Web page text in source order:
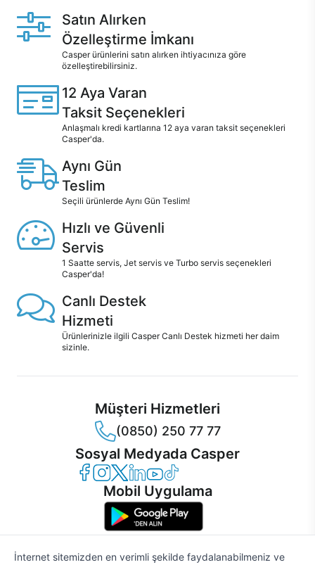
Satın Alırken
Özelleştirme İmkanı
Casper ürünlerini satın alırken ihtiyacınıza göre
özelleştirebilirsiniz.
12 Aya Varan
Taksit Seçenekleri
Anlaşmalı kredi kartlarına 12 aya varan taksit seçenekleri
Casper'da.
Aynı Gün
Teslim
Seçili ürünlerde Aynı Gün Teslim!
Hızlı ve Güvenli
Servis
1 Saatte servis, Jet servis ve Turbo servis seçenekleri
Casper'da!
Canlı Destek
Hizmeti
Ürünlerinizle ilgili Casper Canlı Destek hizmeti her daim
sizinle.
Müşteri Hizmetleri
(0850) 250 77 77
Sosyal Medyada Casper
Casper Facebook
Casper Instagram
Casper Twitter
Casper LinkedIn
Casper YouTube
Casper TikTok
Mobil Uygulama
İnternet sitemizden en verimli şekilde faydalanabilmeniz ve